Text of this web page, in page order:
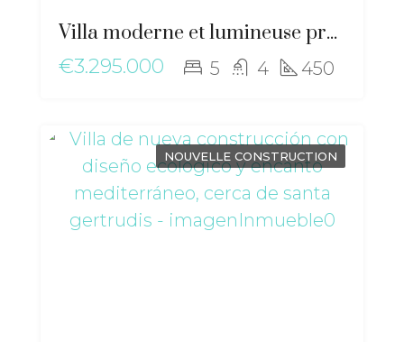
Villa moderne et lumineuse près de la ville, avec vue imprenable sur Dalt Vila – ma-2507
€3.295.000
5 4 450
NOUVELLE CONSTRUCTION